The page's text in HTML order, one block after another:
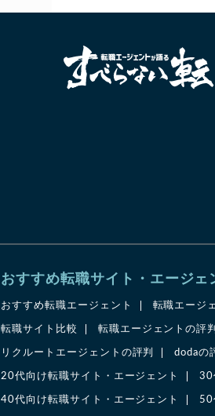
おすすめ転職サイト・エージェ
おすすめ転職エージェント 転職エージ
転職サイト比較 転職エージェントの評
リクルートエージェントの評判 dodaの
20代向け転職サイト・エージェント 30
40代向け転職サイト・エージェント 50